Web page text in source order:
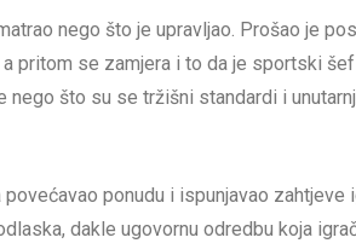
nego što je upravljao. Prošao je
pritom se zamjera i to da je sportski
što su se tržišni standardi i
ponudu i ispunjavao zahtjeve
dakle ugovornu odredbu koja